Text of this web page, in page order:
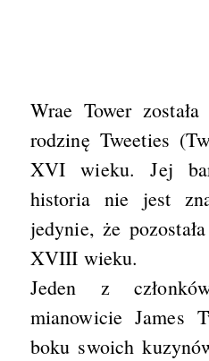
Wrae Tower
rodzinę Tweeties
XVI wieku. Jej
historia nie jest
jedynie, że
XVIII wieku.
Jeden z
mianowicie James
boku swoich